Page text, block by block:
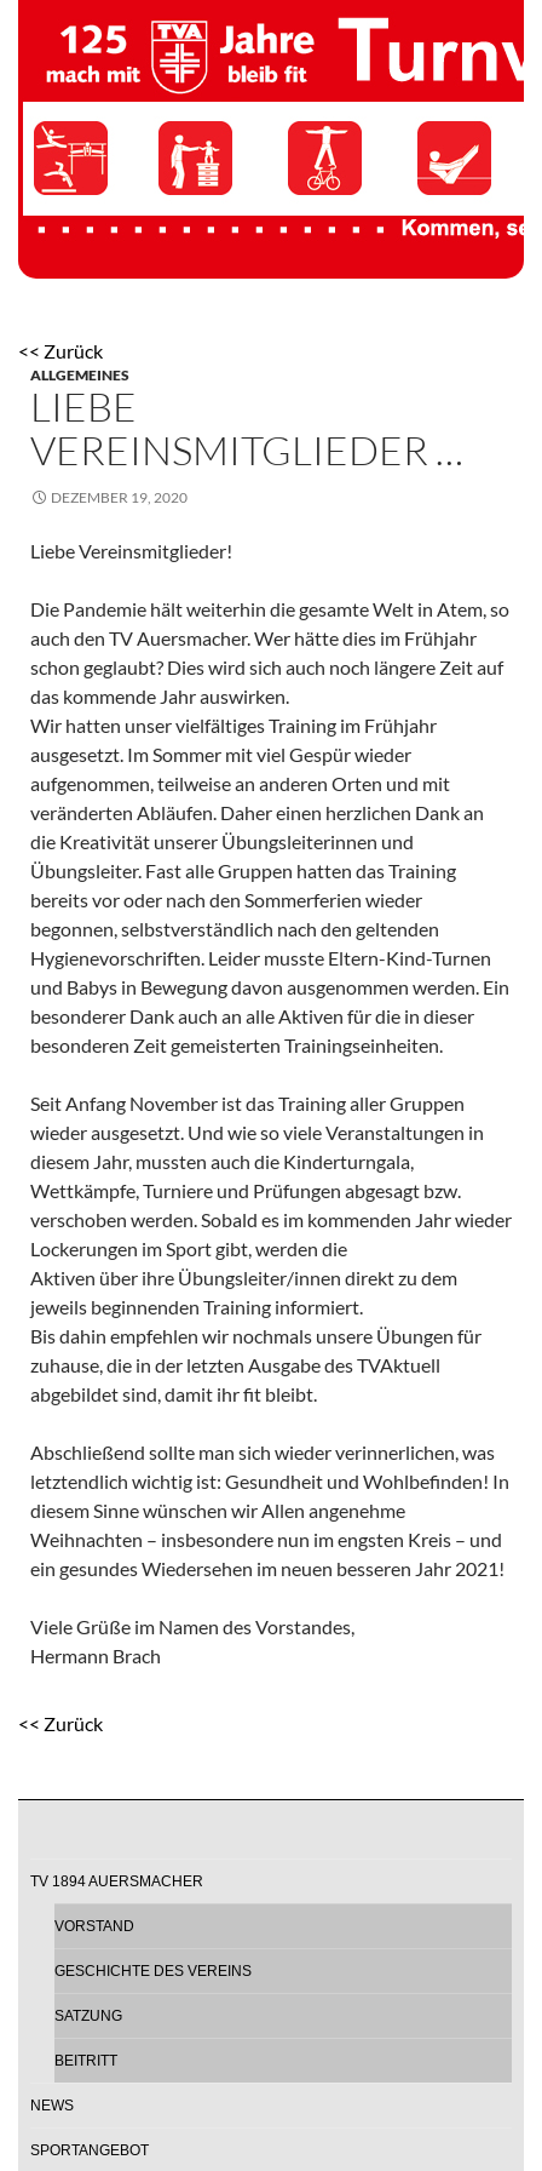
TV 1894 Auersmacher
<< Zurück
ALLGEMEINES
LIEBE
VEREINSMITGLIEDER …
DEZEMBER 19, 2020
Liebe Vereinsmitglieder!
Die Pandemie hält weiterhin die gesamte Welt in Atem, so
auch den TV Auersmacher. Wer hätte dies im Frühjahr
schon geglaubt? Dies wird sich auch noch längere Zeit auf
das kommende Jahr auswirken.
Wir hatten unser vielfältiges Training im Frühjahr
ausgesetzt. Im Sommer mit viel Gespür wieder
aufgenommen, teilweise an anderen Orten und mit
veränderten Abläufen. Daher einen herzlichen Dank an
die Kreativität unserer Übungsleiterinnen und
Übungsleiter. Fast alle Gruppen hatten das Training
bereits vor oder nach den Sommerferien wieder
begonnen, selbstverständlich nach den geltenden
Hygienevorschriften. Leider musste Eltern-Kind-Turnen
und Babys in Bewegung davon ausgenommen werden. Ein
besonderer Dank auch an alle Aktiven für die in dieser
besonderen Zeit gemeisterten Trainingseinheiten.
Seit Anfang November ist das Training aller Gruppen
wieder ausgesetzt. Und wie so viele Veranstaltungen in
diesem Jahr, mussten auch die Kinderturngala,
Wettkämpfe, Turniere und Prüfungen abgesagt bzw.
verschoben werden. Sobald es im kommenden Jahr wieder
Lockerungen im Sport gibt, werden die
Aktiven über ihre Übungsleiter/innen direkt zu dem
jeweils beginnenden Training informiert.
Bis dahin empfehlen wir nochmals unsere Übungen für
zuhause, die in der letzten Ausgabe des TVAktuell
abgebildet sind, damit ihr fit bleibt.
Abschließend sollte man sich wieder verinnerlichen, was
letztendlich wichtig ist: Gesundheit und Wohlbefinden! In
diesem Sinne wünschen wir Allen angenehme
Weihnachten – insbesondere nun im engsten Kreis – und
ein gesundes Wiedersehen im neuen besseren Jahr 2021!
Viele Grüße im Namen des Vorstandes,
Hermann Brach
<< Zurück
TV 1894 AUERSMACHER
VORSTAND
GESCHICHTE DES VEREINS
SATZUNG
BEITRITT
NEWS
SPORTANGEBOT